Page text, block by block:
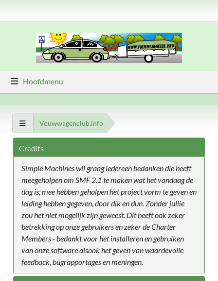
Hoofdmenu
Vouwwagenclub.info
Credits
Simple Machines wil graag iedereen bedanken die heeft
meegeholpen om SMF 2.1 te maken wat het vandaag de
dag is; mee hebben geholpen het project vorm te geven en
leiding hebben gegeven, door dik en dun. Zonder jullie
zou het niet mogelijk zijn geweest. Dit heeft ook zeker
betrekking op onze gebruikers en zeker de Charter
Members - bedankt voor het installeren en gebruiken
van onze software alsook het geven van waardevolle
feedback, bugrapportages en meningen.